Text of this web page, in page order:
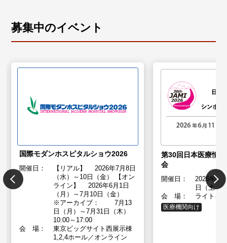
募集中のイベント
国際モダンホスピタルショウ2026
開催日：
【リアル】 2026年7月8日
（水）～10日（金） 【オン
ライン】 2026年6月1日
（月）～7月10日（金）
※アーカイブ： 7月13
日（月）～7月31日（木）
10:00～17:00
会 場：
東京ビッグサイト西展示棟
1,2,4ホール／オンライン
第30回日本医療情
会
開催日：
2026年６
日（土）
会 場：
ライトキ
医療機関向け